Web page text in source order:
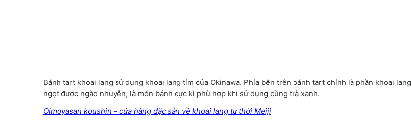
Bánh tart khoai lang sử dụng khoai lang tím của Okinawa. Phía bên trên bánh tart chính là phần khoai lang
ngọt được ngào nhuyễn, là món bánh cực kì phù hợp khi sử dụng cùng trà xanh.
Oimoyasan koushin – cửa hàng đặc sản về khoai lang từ thời Meiji